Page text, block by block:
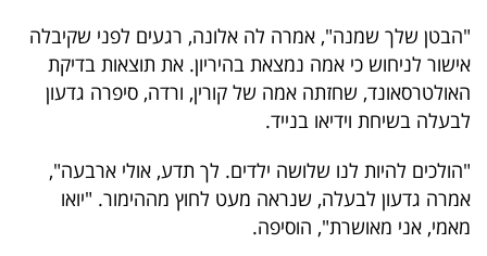
הכלכלי
פודקאסט
UNDER
40
"הבטן שלך שמנה", אמרה לה אלונה, רגעים לפני שקיבלה
אישור לניחוש כי אמה נמצאת בהיריון. את תוצאות בדיקת
האולטרסאונד, שחזתה אמה של קורין, ורדה, סיפרה גדעון
לבעלה בשיחת וידיאו בנייד.
"הולכים להיות לנו שלושה ילדים. לך תדע, אולי ארבעה",
אמרה גדעון לבעלה, שנראה מעט לחוץ מההימור. "יואו
מאמי, אני מאושרת", הוסיפה.